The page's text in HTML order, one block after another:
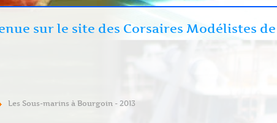
sur le site des Corsaires Modélistes
Les Sous-marins à Bourgoin - 2013